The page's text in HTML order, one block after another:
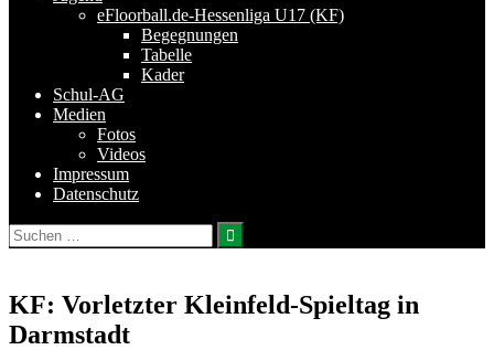
eFloorball.de-Hessenliga U17 (KF)
Begegnungen
Tabelle
Kader
Schul-AG
Medien
Fotos
Videos
Impressum
Datenschutz
Suchen
nach:
KF: Vorletzter Kleinfeld-Spieltag in
Darmstadt